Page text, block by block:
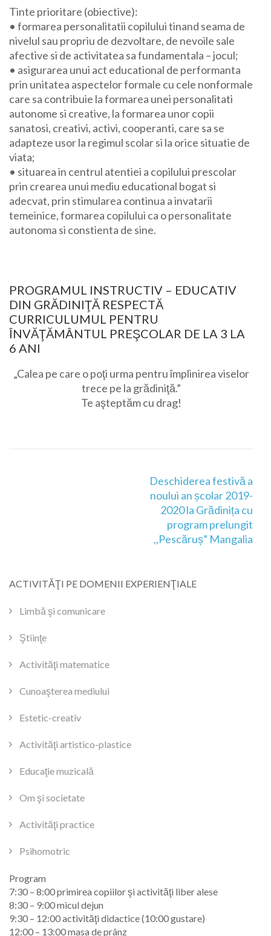
Tinte prioritare (obiective):
• formarea personalitatii copilului tinand seama de
nivelul sau propriu de dezvoltare, de nevoile sale
afective si de activitatea sa fundamentala – jocul;
• asigurarea unui act educational de performanta
prin unitatea aspectelor formale cu cele nonformale
care sa contribuie la formarea unei personalitati
autonome si creative, la formarea unor copii
sanatosi, creativi, activi, cooperanti, care sa se
adapteze usor la regimul scolar si la orice situatie de
viata;
• situarea in centrul atentiei a copilului prescolar
prin crearea unui mediu educational bogat si
adecvat, prin stimularea continua a invatarii
temeinice, formarea copilului ca o personalitate
autonoma si constienta de sine.
PROGRAMUL INSTRUCTIV – EDUCATIV
DIN GRĂDINIŢĂ RESPECTĂ
CURRICULUMUL PENTRU
ÎNVĂŢĂMÂNTUL PREŞCOLAR DE LA 3 LA
6 ANI
„Calea pe care o poţi urma pentru împlinirea viselor
trece pe la grădiniţă.”
Te aşteptăm cu drag!
Deschiderea festivă a
noului an școlar 2019-
2020 la Grădinița cu
program prelungit
,,Pescăruș” Mangalia
ACTIVITĂŢI PE DOMENII EXPERIENŢIALE
Limbă şi comunicare
Ştiinţe
Activităţi matematice
Cunoaşterea mediului
Estetic-creativ
Activităţi artistico-plastice
Educaţie muzicală
Om şi societate
Activităţi practice
Psihomotric
Program
7:30 – 8:00 primirea copiilor şi activităţi liber alese
8:30 – 9:00 micul dejun
9:30 – 12:00 activităţi didactice (10:00 gustare)
12:00 – 13:00 masa de prânz